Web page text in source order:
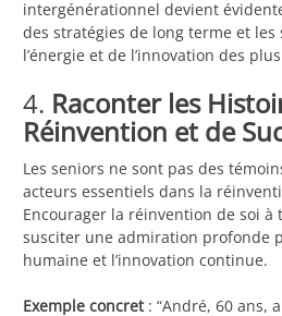
intergénérationnel devient
des stratégies de long terme et
l’énergie et de l’innovation des
4. Raconter les
Réinvention et de
Les seniors ne sont pas des
acteurs essentiels dans la
Encourager la réinvention de soi à
susciter une admiration profonde
humaine et l’innovation continue.
Exemple concret: “André, 60 ans,